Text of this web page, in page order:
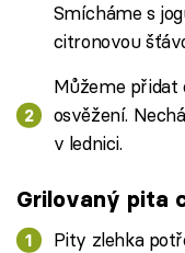
Smícháme s
citronovou
Můžeme
osvěžení.
v lednici.
Grilovaný pita
Pity zlehka